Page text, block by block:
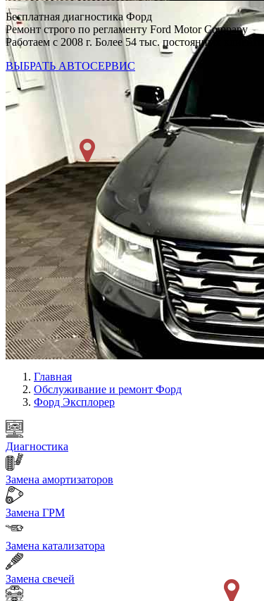
Бесплатная диагностика Форд
Ремонт строго по регламенту Ford Motor Company
Работаем с 2008 г. Более 54 тыс. постоянных клиентов
ВЫБРАТЬ АВТОСЕРВИС
Главная
Обслуживание и ремонт Форд
Форд Эксплорер
Диагностика
Замена амортизаторов
Замена ГРМ
Замена катализатора
Замена свечей